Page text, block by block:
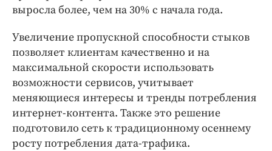
выросла более, чем на 30% с начала года.
Увеличение пропускной способности стыков
позволяет клиентам качественно и на
максимальной скорости использовать
возможности сервисов, учитывает
меняющиеся интересы и тренды потребления
интернет-контента. Также это решение
подготовило сеть к традиционному осеннему
росту потребления дата-трафика.